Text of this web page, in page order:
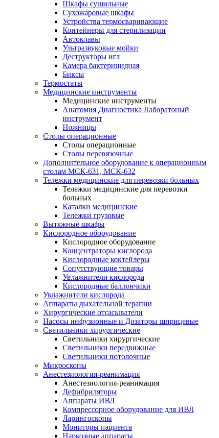
Шкафы сушильные
Сухожаровые шкафы
Устройства термосваривающие
Контейнеры для стерилизации
Автоклавы
Ультразвуковые мойки
Деструкторы игл
Камера бактерицидная
Биксы
Термостаты
Медицинские инструменты
Медицинские инструменты
Анатомия Диагностика Лаборатоный
инструмент
Ножницы
Столы операционные
Столы операционные
Столы перевязочные
Дополнительное оборудование к операционным
столам МСК-631, МСК-632
Тележки медицинские для перевозки больных
Тележки медицинские для перевозки
больных
Каталки медицинские
Тележки грузовые
Вытяжные шкафы
Кислородное оборудование
Кислородное оборудование
Концентраторы кислорода
Кислородные коктейлеры
Сопутствующие товары
Увлажнители кислорода
Кислородные баллончики
Увлажнители кислорода
Аппараты дыхательной терапии
Хирургические отсасыватели
Насосы инфузионные и Дозаторы шприцевые
Светильники хирургические
Светильники хирургические
Светильники передвижные
Светильники потолочные
Микроскопы
Анестезиология-реанимация
Анестезиология-реанимация
Дефибриляторы
Аппараты ИВЛ
Компрессорное оборудование для ИВЛ
Ларингоскопы
Мониторы пациента
Наркозные аппараты